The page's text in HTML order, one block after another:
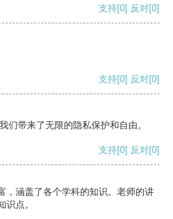
支持[0] 反对[0]
支持[0] 反对[0]
们带来了无限的隐私保护和自由。
支持[0] 反对[0]
，涵盖了各个学科的知识。老师的讲
点。